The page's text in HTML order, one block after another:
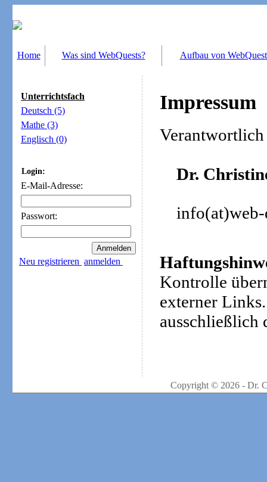
Home Was sind WebQuests? Aufbau von
Unterrichtsfach
Deutsch (5)
Mathe (3)
Englisch (0)
Login:
E-Mail-Adresse:
Passwort:
Neu registrieren anmelden
Impressum
Verantwortlich
Dr.
info(at)web-
Kontrolle
externer
ausschließlich
Copyright © 2026 - Dr.